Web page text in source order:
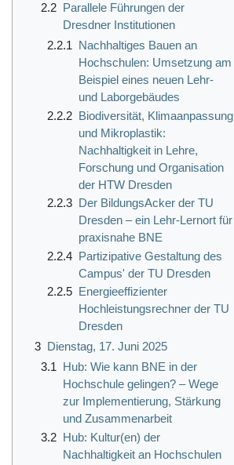
2.2 Parallele Führungen der
Dresdner Institutionen
2.2.1 Nachhaltiges Bauen an
Hochschulen: Umsetzung am
Beispiel eines neuen Lehr-
und Laborgebäudes
2.2.2 Biodiversität, Klimaanpassung
und Mikroplastik:
Nachhaltigkeit in Lehre,
Forschung und Organisation
der HTW Dresden
2.2.3 Der BildungsAcker der TU
Dresden – ein Lehr-Lernort für
praxisnahe BNE
2.2.4 Partizipative Gestaltung des
Campus' der TU Dresden
2.2.5 Energieeffizienter
Hochleistungsrechner der TU
Dresden
3 Dienstag, 17. Juni 2025
3.1 Hub: Wie kann BNE in der
Hochschule gelingen? – Wege
zur Implementierung, Stärkung
und Zusammenarbeit
3.2 Hub: Kultur(en) der
Nachhaltigkeit an Hochschulen